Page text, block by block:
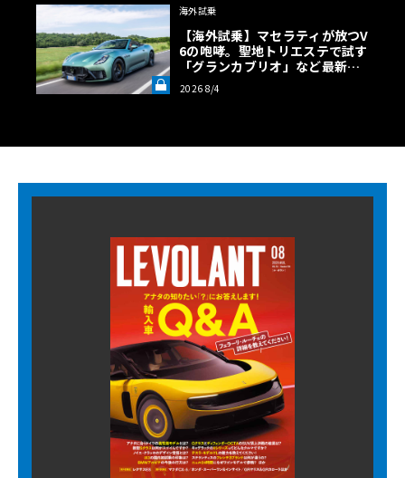
海外試乗
【海外試乗】マセラティが放つV
6の咆哮。聖地トリエステで試す
「グランカブリオ」など最新ト
ロフェオ3台の官能評価《LE VO
LANT LAB》
2026 8/4